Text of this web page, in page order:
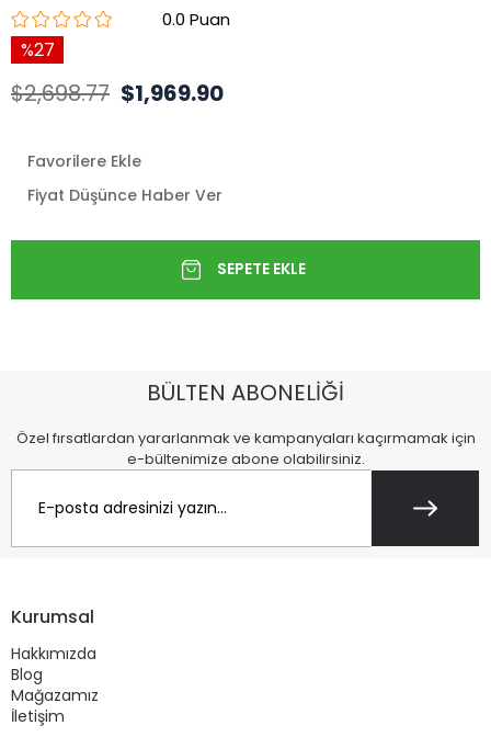
0.0
27
$2,698.77 $1,969.90
Favorilere Ekle
Fiyat Düşünce Haber Ver
BÜLTEN ABONELİĞİ
Özel fırsatlardan yararlanmak ve kampanyaları kaçırmamak için
e-bültenimize abone olabilirsiniz.
Kurumsal
Hakkımızda
Blog
Mağazamız
İletişim